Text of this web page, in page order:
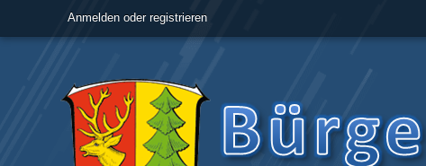
Anmelden oder registrieren